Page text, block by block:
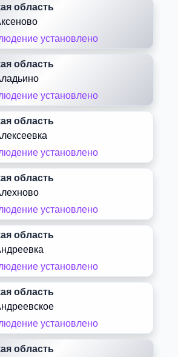
область
установлено
область
установлено
область
установлено
область
установлено
область
установлено
область
установлено
область